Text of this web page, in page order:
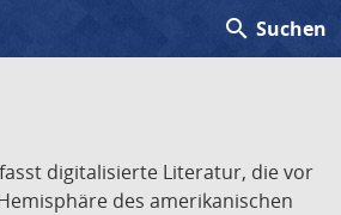
search Suchen
digitalisierte Literatur, die vor
des amerikanischen